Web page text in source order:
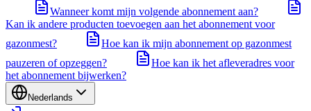
Wanneer komt mijn volgende abonnement aan?
Kan ik andere producten toevoegen aan het abonnement voor
gazonmest?
Hoe kan ik mijn abonnement op gazonmest
pauzeren of opzeggen?
Hoe kan ik het afleveradres voor
het abonnement bijwerken?
Nederlands